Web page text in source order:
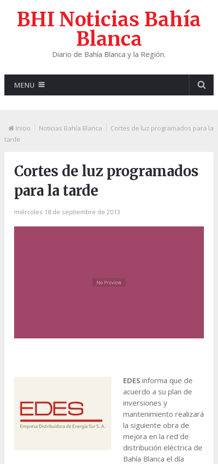
BHI Noticias Bahía
Blanca
Diario de Bahía Blanca y la Región.
MENU
Inicio Noticias Bahía Blanca
Cortes de luz programados para la
tarde
Cortes de luz programados
para la tarde
miércoles 18 de septiembre de 2013
EDESinforma que de
acuerdo a su plan de
inversiones y
mantenimiento realizará
la siguiente obra de
mejora en la red de
distribución eléctrica de
Bahía Blanca el día